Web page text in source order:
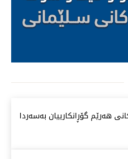
هەرێم گۆڕانكارییان بەسەردا